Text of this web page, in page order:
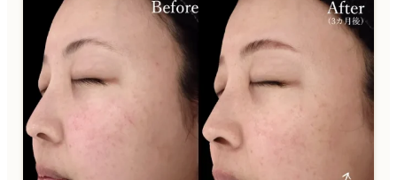
ダイエット・痩身
内服
外用薬